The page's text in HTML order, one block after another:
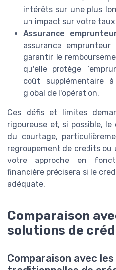
intérêts sur une plus
un impact sur votre
Assurance
assurance
garantir le
qu'elle protège
coût supplémentaire
global de l'opération.
Ces défis et limites
rigoureuse et, si possible,
du courtage,
regroupement de credits
votre approche en
financière précisera si le
adéquate.
Comparaison
solutions de
Comparaison avec